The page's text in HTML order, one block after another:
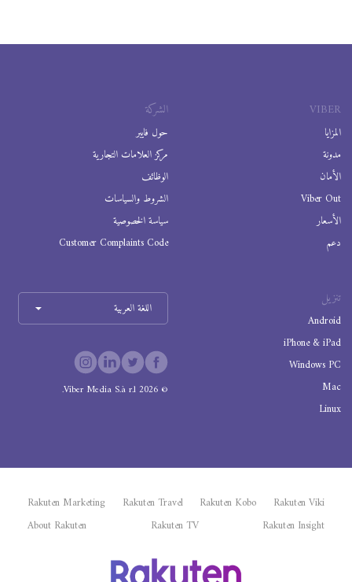
VIBER
المزايا
مدونة
الأمان
Viber Out
الأسعار
دعم
الشركة
حول فايبر
مركز العلامات التجارية
الوظائف
الشروط والسياسات
سياسة الخصوصية
Customer Complaints Code
تنزيل
Android
iPhone & iPad
Windows PC
Mac
Linux
اللغة العربية
©
2026
Viber Media S.à r.l.
Rakuten Viki
Rakuten Kobo
Rakuten Travel
Rakuten Marketing
Rakuten Insight
Rakuten TV
About Rakuten